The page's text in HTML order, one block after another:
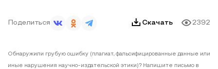
Поделиться Скачать 2392
Обнаружили грубую ошибку (плагиат, фальсифицированные данные или
иные нарушения научно-издательской этики)? Напишите письмо в